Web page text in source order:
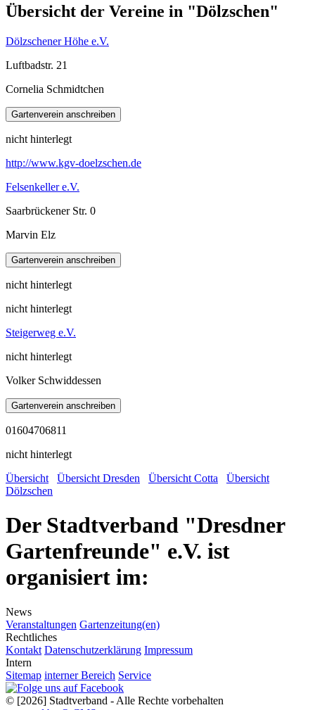
Übersicht der Vereine in "Dölzschen"
Dölzschener Höhe e.V.
Luftbadstr. 21
Cornelia Schmidtchen
nicht hinterlegt
http://www.kgv-doelzschen.de
Felsenkeller e.V.
Saarbrückener Str. 0
Marvin Elz
nicht hinterlegt
nicht hinterlegt
Steigerweg e.V.
nicht hinterlegt
Volker Schwiddessen
01604706811
nicht hinterlegt
Übersicht
Übersicht Dresden Übersicht Cotta
Übersicht
Dölzschen
Der Stadtverband "Dresdner
Gartenfreunde" e.V. ist
organisiert im:
News
Veranstaltungen Gartenzeitung(en)
Rechtliches
Kontakt Datenschutzerklärung Impressum
Intern
Sitemap interner Bereich Service
© [2026] Stadtverband - Alle Rechte vorbehalten